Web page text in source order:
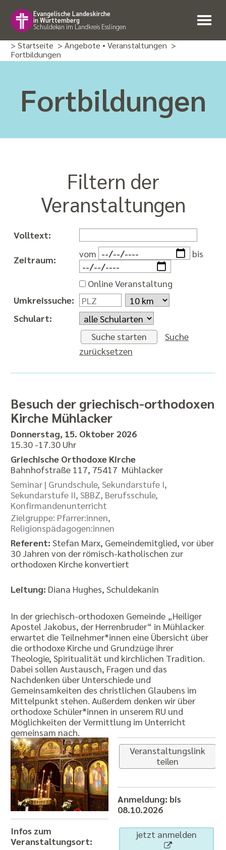
Evangelische Landeskirche
in Württemberg
Schuldekan im Landkreis Esslingen
> Startseite > Angebote • Veranstal­tungen >
Fortbildungen
Fortbildungen
Filtern der
Veranstaltungen
Volltext:
Zeitraum:
vom bis
Online Veranstaltung
Umkreissuche:
Schulart:
Suche starten
Suche
zurücksetzen
Besuch der griechisch-orthodoxen
Kirche Mühlacker
Donnerstag, 15. Oktober 2026
15.30 -17.30 Uhr
Griechische Orthodoxe Kirche
Bahnhofstraße 117, 75417 Mühlacker
Seminar | Grundschule, Sekundarstufe I,
Sekundarstufe II, SBBZ, Berufsschule,
Konfirmandenunterricht
Zielgruppe: Pfarrer:innen,
Religionspädagogen:innen
Referent: Stefan Marx, Gemeindemitglied, vor über
30 Jahren von der römisch-katholischen zur
orthodoxen Kirche konvertiert
Leitung: Diana Hughes, Schuldekanin
In der griechisch-orthodoxen Gemeinde „Heiliger
Apostel Jakobus, der Herrenbruder“ in Mühlacker
erwartet die Teilnehmer*innen eine Übersicht über
die orthodoxe Kirche und Grundzüge ihrer
Theologie, Spiritualität und kirchlichen Tradition.
Dabei sollen Austausch, Fragen und das
Nachdenken über Unterschiede und
Gemeinsamkeiten des christlichen Glaubens im
Mittelpunkt stehen. Außerdem denken wir über
orthodoxe Schüler*innen in unserem RU und
Möglichkeiten der Vermittlung im Unterricht
gemeinsam nach.
Infos zum
Veranstaltungsort:
Veranstaltungslink
teilen
Anmeldung: bis
08.10.2026
jetzt anmelden